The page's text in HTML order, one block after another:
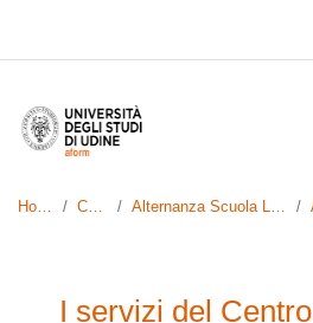
Home Corsi Alternanza Scuola Lavoro
I servizi del Centro